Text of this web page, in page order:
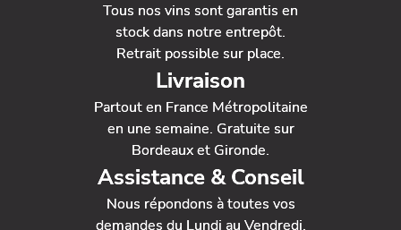
Tous nos vins sont garantis en
stock dans notre entrepôt.
Retrait possible sur place.
Livraison
Partout en France Métropolitaine
en une semaine. Gratuite sur
Bordeaux et Gironde.
Assistance & Conseil
Nous répondons à toutes vos
demandes du Lundi au Vendredi,